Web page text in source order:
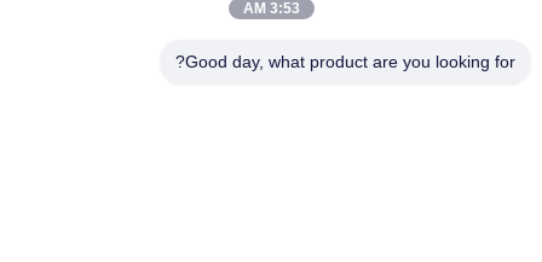
3:53 AM
Good day, what product are you looking for?